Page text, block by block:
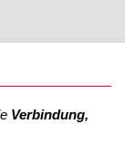
Verbindung,